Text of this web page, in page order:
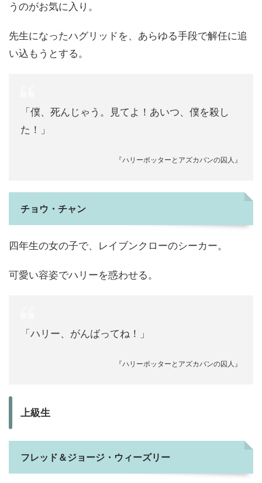
うのがお気に入り。
先生になったハグリッドを、あらゆる手段で解任に追
い込もうとする。
「僕、死んじゃう。見てよ！あいつ、僕を殺し
た！」
『ハリーポッターとアズカバンの囚人』
チョウ・チャン
四年生の女の子で、レイブンクローのシーカー。
可愛い容姿でハリーを惑わせる。
「ハリー、がんばってね！」
『ハリーポッターとアズカバンの囚人』
上級生
フレッド＆ジョージ・ウィーズリー